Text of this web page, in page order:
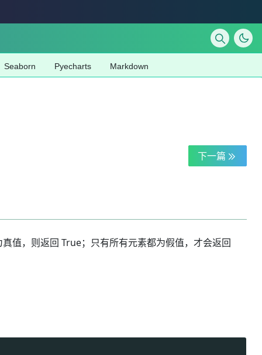
Seaborn Pyecharts Markdown
下一篇
值，则返回 True；只有所有元素都为假值，才会返回